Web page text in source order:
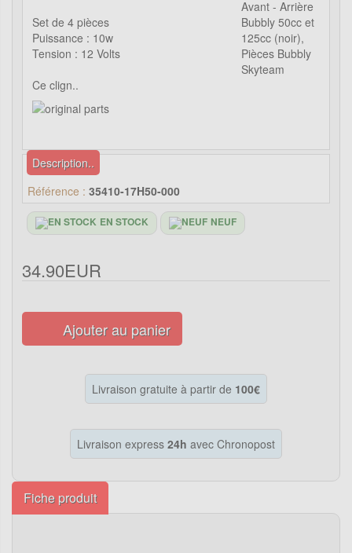
Set de 4 pièces
Puissance : 10w
Tension : 12 Volts
Ce clign..
Description..
Référence : 35410-17H50-000
EN STOCK NEUF
34.90EUR
Ajouter au panier
Livraison gratuite à partir de 100€
Livraison express 24h avec Chronopost
Fiche produit